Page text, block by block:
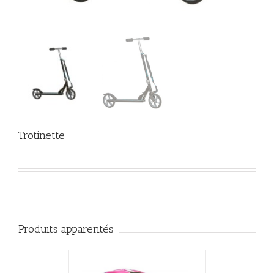
Trotinette
Produits apparentés